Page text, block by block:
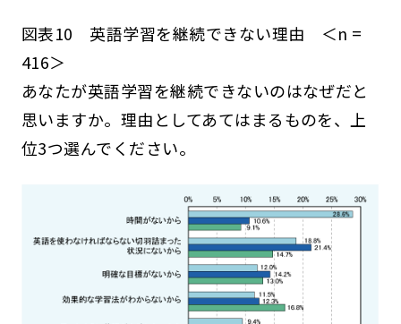
図表10 英語学習を継続できない理由 ＜n =
416＞
あなたが英語学習を継続できないのはなぜだと
思いますか。理由としてあてはまるものを、上
位3つ選んでください。